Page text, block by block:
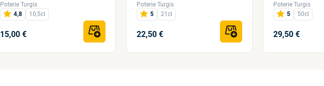
Poterie Turgis
4,8
10,5cl
15,00 €
Poterie Turgis
5
21cl
22,50 €
Poterie Turgis
5
50cl
29,50 €